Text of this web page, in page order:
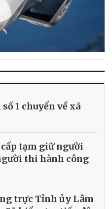
1 chuyển về xã
tạm giữ người
thi hành công
trực Tỉnh ủy Lâm